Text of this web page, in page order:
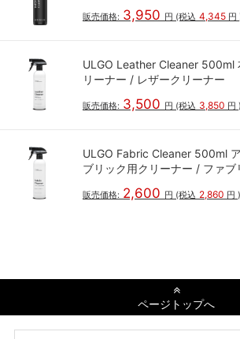
販売価格: 3,950 円 (税込 4,345 円
ULGO Leather Cleaner 500ml
リーナー / レザークリーナー
販売価格: 3,500 円 (税込 3,850 円 )
ULGO Fabric Cleaner 500ml
ブリック用クリーナー / ファブ
販売価格: 2,600 円 (税込 2,860 円 )
ページトップへ